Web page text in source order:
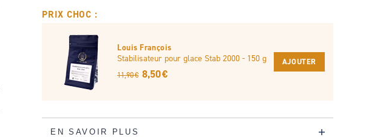
PRIX CHOC :
Louis François
Stabilisateur pour glace Stab 2000 - 150 g
11,90 € 8,50 €
AJOUTER
EN SAVOIR PLUS